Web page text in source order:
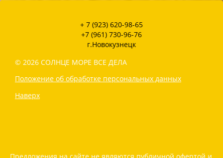
+ 7 (923) 620-98-65
+7 (961) 730-96-76
г.Новокузнецк
© 2026 СОЛНЦЕ МОРЕ ВСЕ ДЕЛА
Положение об обработке персональных данных
Наверх
Предложения на сайте не являются публичной офертой и